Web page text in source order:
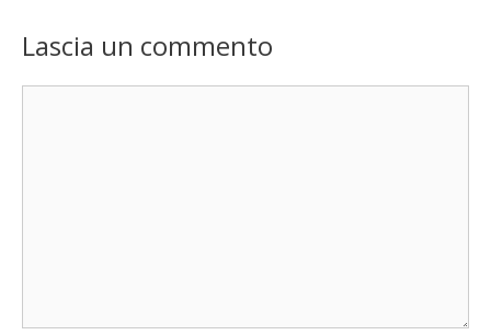
Lascia un commento